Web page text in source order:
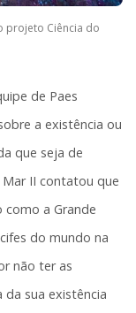
projeto Ciência do
de Paes
a existência ou
que seja de
Mar II contatou que
como a Grande
do mundo na
não ter as
sua existência